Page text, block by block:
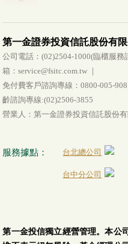
第一金證券投資信託股份有
公司電話：(02)2504-1000(臨櫃服
箱：service@fsitc.com.tw ｜
免付費客戶諮詢專線：0800-005-
齡諮詢專線:(02)2506-3855
營業人：第一金證券投資信託股份
服務據點： 台北總公司
台中分公司
第一金投信獨立經營管理。本公